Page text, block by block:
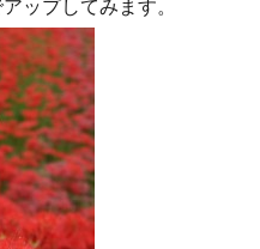
ップしてみます。